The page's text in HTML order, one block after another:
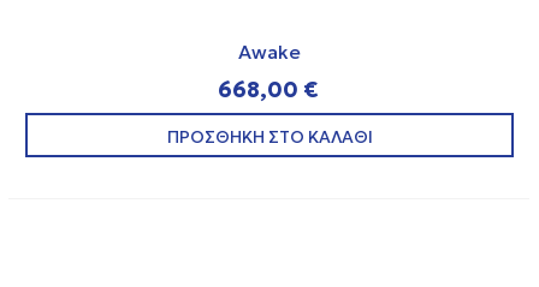
Awake
668,00 €
ΠΡΟΣΘΗΚΗ ΣΤΟ ΚΑΛΑΘΙ